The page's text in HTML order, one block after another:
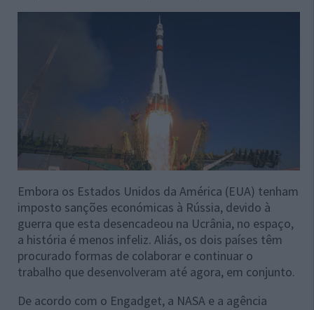
Embora os Estados Unidos da América (EUA) tenham
imposto sanções económicas à Rússia, devido à
guerra que esta desencadeou na Ucrânia, no espaço,
a história é menos infeliz. Aliás, os dois países têm
procurado formas de colaborar e continuar o
trabalho que desenvolveram até agora, em conjunto.
De acordo com o Engadget, a NASA e a agência